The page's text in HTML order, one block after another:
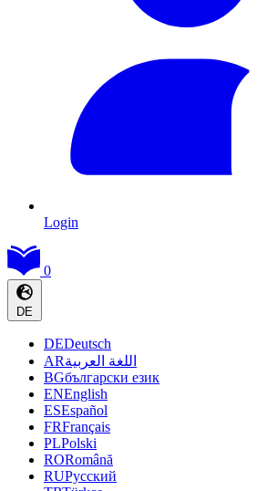
Login
0
DE
DEDeutsch
ARاللغة العربية
BGбългарски език
ENEnglish
ESEspañol
FRFrançais
PLPolski
RORomână
RUРусский